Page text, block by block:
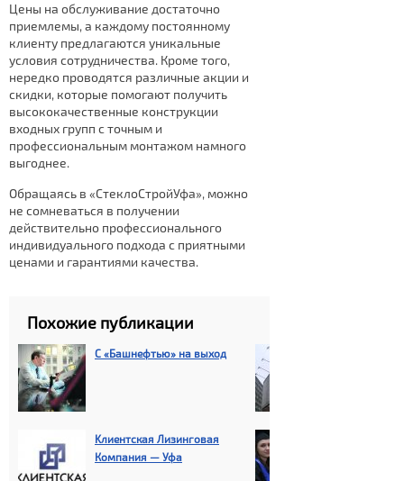
Цены на обслуживание достаточно
приемлемы, а каждому постоянному
клиенту предлагаются уникальные
условия сотрудничества. Кроме того,
нередко проводятся различные акции и
скидки, которые помогают получить
высококачественные конструкции
входных групп с точным и
профессиональным монтажом намного
выгоднее.
Обращаясь в «СтеклоСтройУфа», можно
не сомневаться в получении
действительно профессионального
индивидуального подхода с приятными
ценами и гарантиями качества.
Похожие публикации
C «Башнефтью» на выход
Kлиентская Лизинговая
Компания — Уфа